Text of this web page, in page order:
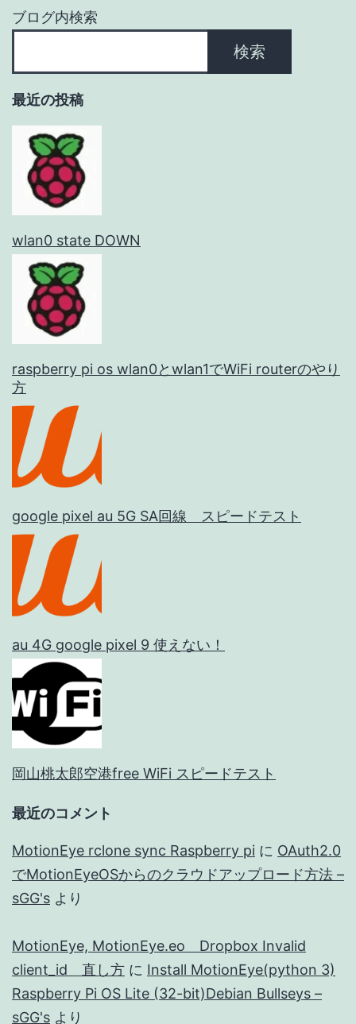
ブログ内検索
検索
最近の投稿
wlan0 state DOWN
raspberry pi os wlan0とwlan1でWiFi routerのやり
方
google pixel au 5G SA回線 スピードテスト
au 4G google pixel 9 使えない！
岡山桃太郎空港free WiFi スピードテスト
最近のコメント
MotionEye rclone sync Raspberry pi に OAuth2.0
でMotionEyeOSからのクラウドアップロード方法 –
sGG's より
MotionEye, MotionEye.eo Dropbox Invalid
client_id 直し方 に Install MotionEye(python 3)
Raspberry Pi OS Lite (32-bit)Debian Bullseys –
sGG's より